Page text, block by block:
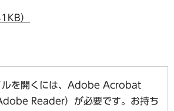
）
ルを開くには、Adobe Acrobat
Reader）が必要です。お持ち